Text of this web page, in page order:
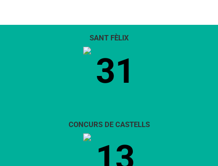
SANT FÈLIX
31
CONCURS DE CASTELLS
13